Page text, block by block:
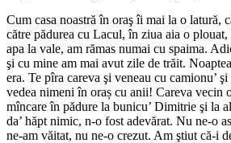
Cum casa noastră în oraş îi mai la o latură,
către pădurea cu Lacul, în ziua aia o plouat,
apa la vale, am rămas numai cu spaima.
şi cu mine am mai avut zile de trăit.
era. Te pîra careva şi veneau cu camionu’
vedea nimeni în oraș cu anii! Careva vecin
mîncare în pădure la bunicu’ Dimitrie şi la
da’ hăpt nimic, n-o fost adevărat. Nu ne-o
ne-am văitat, nu ne-o crezut. Am ştiut că-i